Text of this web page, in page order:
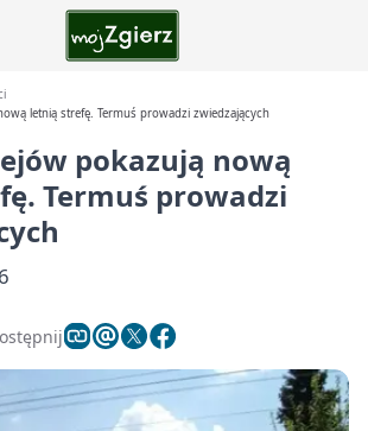
letnią strefę. Termuś prowadzi zwiedzających
pokazują nową
Termuś prowadzi